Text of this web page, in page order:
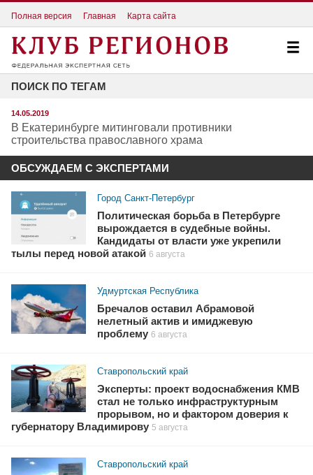
Полная версия Главная Карта сайта
ПОИСК ПО ТЕГАМ
14.05.2019
В Екатеринбурге митинговали противники
строительства православного храма
ОБСУЖДАЕМ С ЭКСПЕРТАМИ
Город Санкт-Петербург
Политическая борьба в Петербурге
вырождается в судебные войны.
Кандидаты от власти уже укрепили
тылы перед новой атакой 6 августа
Удмуртская Республика
Бречалов оставил Абрамовой
нелетный актив и имиджевую
проблему 6 августа
Ставропольский край
Эксперты: проект водоснабжения КМВ
стал не только инфраструктурным
прорывом, но и фактором доверия к
губернатору Владимирову 5 августа
Ставропольский край